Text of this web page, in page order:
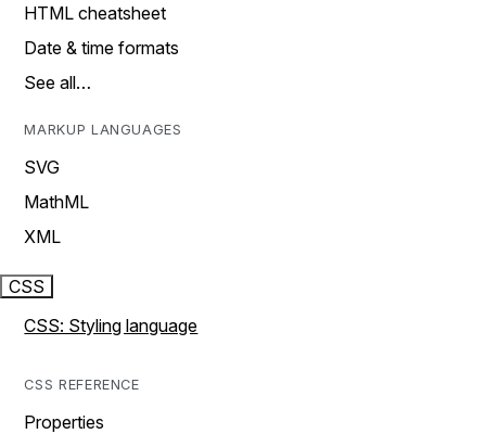
HTML cheatsheet
Date & time formats
See all…
MARKUP LANGUAGES
SVG
MathML
XML
CSS
CSS: Styling language
CSS REFERENCE
Properties